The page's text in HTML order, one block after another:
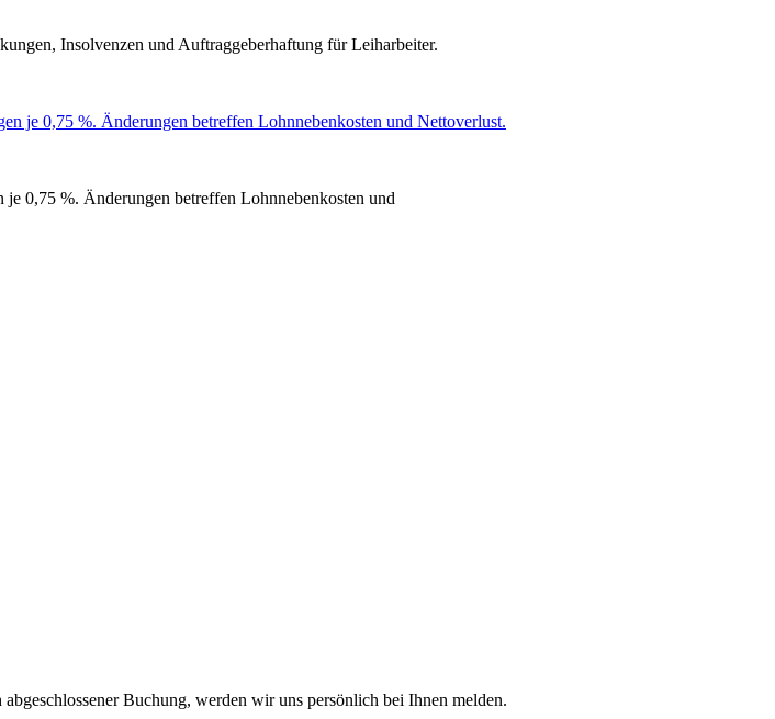
Insolvenzen und Auftraggeberhaftung für Leiharbeiter.
0,75 %. Änderungen betreffen Lohnnebenkosten und
Buchung, werden wir uns persönlich bei Ihnen melden.